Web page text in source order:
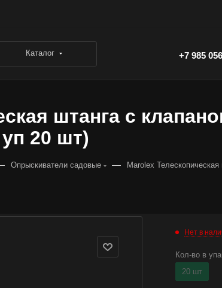
Каталог +7 985
штанга с
уп 20 шт)
Опрыскиватели садовые — Marolex
Нет в
Кол-во в
20 шт